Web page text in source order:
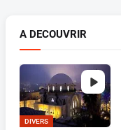
A DECOUVRIR
DIVERS